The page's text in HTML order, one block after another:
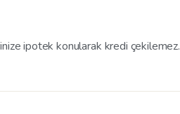
ipotek konularak kredi çekilemez.